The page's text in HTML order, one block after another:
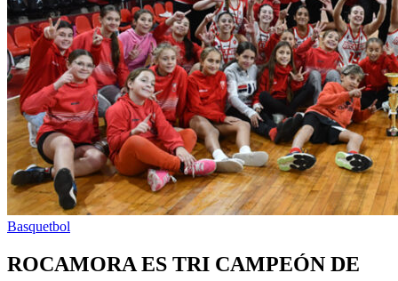
Basquetbol
ROCAMORA ES TRI CAMPEÓN DE